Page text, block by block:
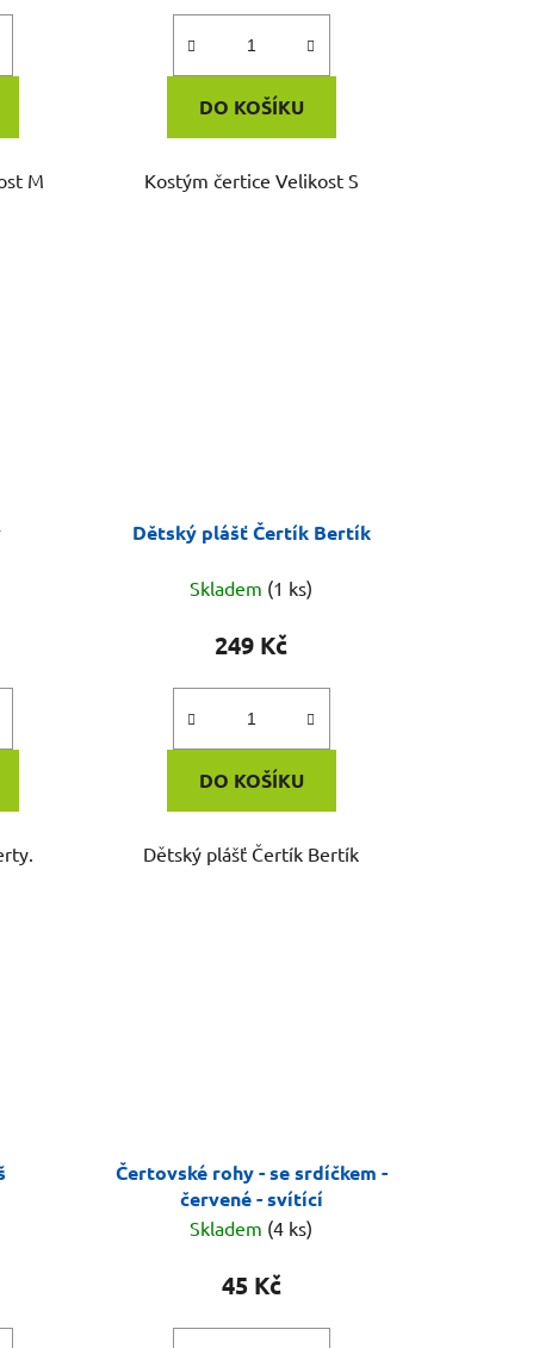
M
DO KOŠÍKU
Kostým čertice Velikost S
Dětský plášť Čertík Bertík
Skladem (1 ks)
249 Kč
DO KOŠÍKU
Dětský plášť Čertík Bertík
Čertovské rohy - se srdíčkem -
červené - svítící
Skladem (4 ks)
45 Kč